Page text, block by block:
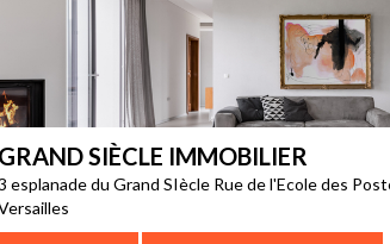
GRAND SIÈCLE IMMOBILIER
esplanade du Grand SIècle Rue de l'Ecole des